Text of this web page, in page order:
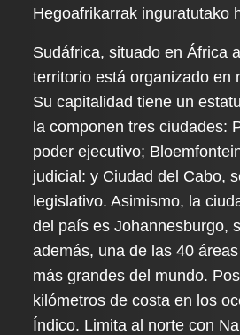
Hegoafrikarrak inguratutako
Sudáfrica, situado en África
territorio está organizado en
Su capitalidad tiene un
la componen tres ciudades:
poder ejecutivo;
judicial: y Ciudad del Cabo,
legislativo. Asimismo, la
del país es Johannesburgo,
además, una de las 40
más grandes del mundo.
kilómetros de costa en los
Índico. Limita al norte con